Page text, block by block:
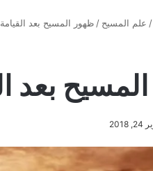
/ علم المسيح / ظهور المسيح بعد القيامة
بعد